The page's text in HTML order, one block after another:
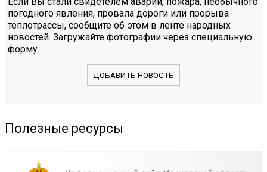
погодного явления, провала дороги или прорыва
теплотрассы, сообщите об этом в ленте народных
новостей. Загружайте фотографии через специальную
форму.
ДОБАВИТЬ НОВОСТЬ
Полезные ресурсы